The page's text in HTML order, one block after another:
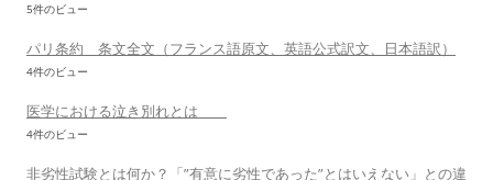
5件のビュー
パリ条約 条文全文（フランス語原文、英語公式訳文、日本語訳）
4件のビュー
医学における泣き別れとは
4件のビュー
非劣性試験とは何か？「”有意に劣性であった”とはいえない」との違